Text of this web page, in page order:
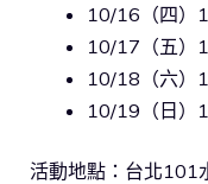
10/16（四）
10/17（五）
10/18（六）
10/19（日）
活動地點：台北101